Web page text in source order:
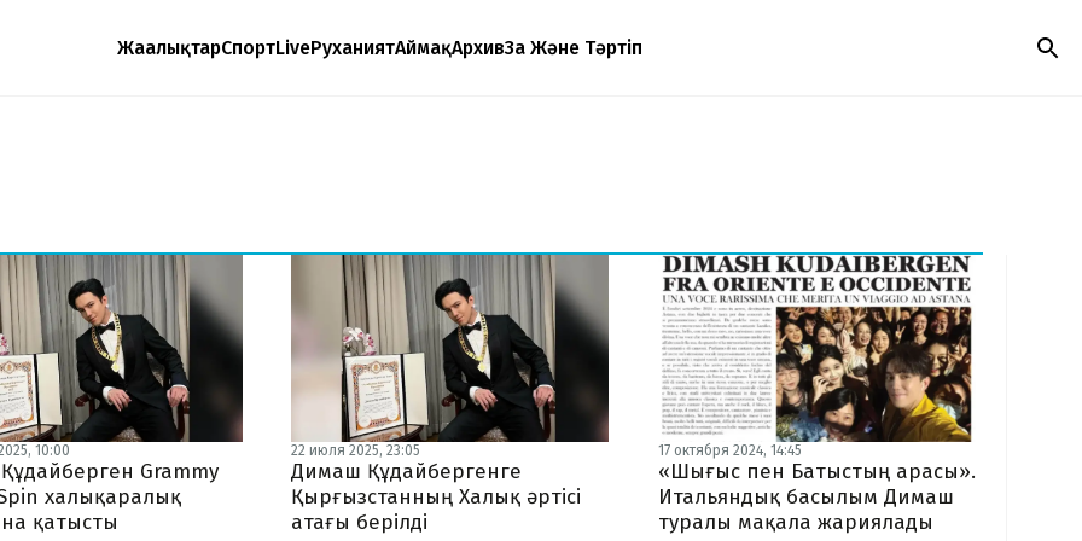
ЖаңалықтарСпортLiveРуханиятАймақАрхивЗаң Және Тәртіп
10:00
Grammy
халықаралық
қатысты
22 июля 2025, 23:05
Димаш Құдайбергенге
Қырғызстанның Халық әртісі
атағы берілді
17 октября 2024, 14:45
«Шығыс пен Батыстың арасы».
Итальяндық басылым Димаш
туралы мақала жариялады